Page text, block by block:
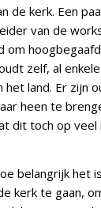
de kerk. Een
van de
om
zelf, al
land. Er zijn
heen te
dit toch op
belangrijk het
kerk te gaan,